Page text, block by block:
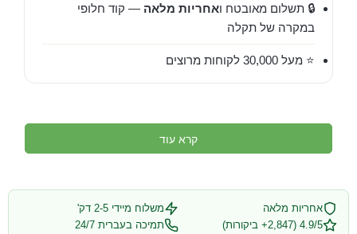
🔒 תשלום מאובטח ואחריות מלאה — קוד חלופי
במקרה של תקלה
⭐ מעל 30,000 לקוחות מרוצים
קרא עוד
אחריות מלאה
משלוח מיידי 2-5 דק'
4.9/5 (2,847+ ביקורות)
תמיכה בעברית 24/7